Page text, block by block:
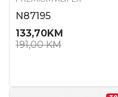
N87195
133,70KM
191,00KM